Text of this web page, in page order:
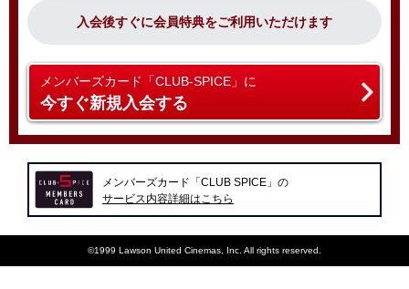
入会後すぐに会員特典をご利用いただけます
メンバーズカード「CLUB-SPICE」に
今すぐ新規入会する
メンバーズカード「CLUB SPICE」の
サービス内容詳細はこちら
©1999 Lawson United Cinemas, Inc. All rights reserved.